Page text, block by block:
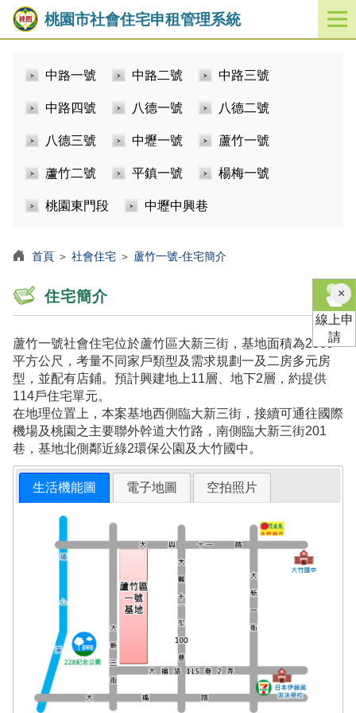
桃園市社會住宅申租管理系統
開
啟
中路一號 中路二號 中路三號
中路四號 八德一號 八德二號
八德三號 中壢一號 蘆竹一號
蘆竹二號 平鎮一號 楊梅一號
桃園東門段 中壢中興巷
首頁 ＞ 社會住宅 ＞ 蘆竹一號-住宅簡介
住宅簡介
蘆竹一號社會住宅位於蘆竹區大新三街，基地面積為2509
平方公尺，考量不同家戶類型及需求規劃一及二房多元房
型，並配有店鋪。預計興建地上11層、地下2層，約提供
114戶住宅單元。
在地理位置上，本案基地西側臨大新三街，接續可通往國際
機場及桃園之主要聯外幹道大竹路，南側臨大新三街201
巷，基地北側鄰近綠2環保公園及大竹國中。
生活機能圖 電子地圖 空拍照片
×關
閉
線上申
請